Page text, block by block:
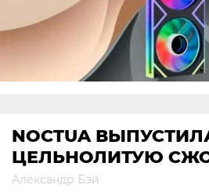
NOCTUA
ЦЕЛЬНОЛИТУЮ СЖО
Александр Бэй